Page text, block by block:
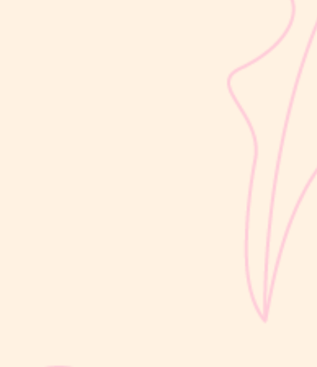
dalam masa 1000 Hari Pertama Kehidupan (HPK). Pada tahap ini,
perkembangan si Kecil berlangsung sangat pesat, mulai dari
kemampuan berjalan, berbicara, hingga berinteraksi dengan orang